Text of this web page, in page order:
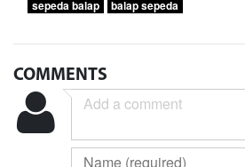
sepeda balap
balap sepeda
COMMENTS